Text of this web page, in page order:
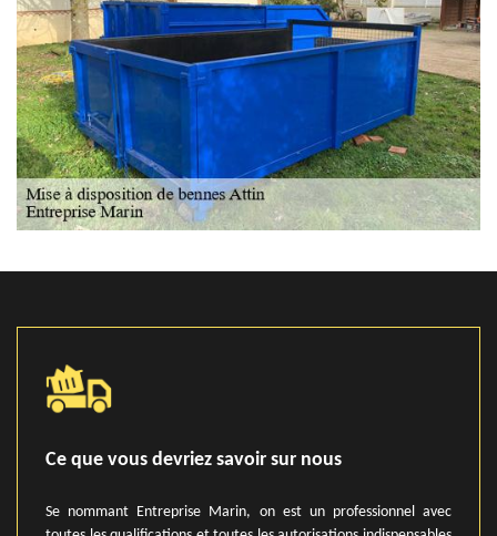
Ce que vous devriez savoir sur nous
Se nommant Entreprise Marin, on est un professionnel avec